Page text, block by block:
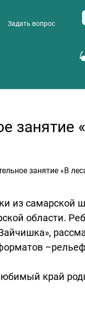
Задать вопрос
занятие
занятие «В
из самарской
области.
край